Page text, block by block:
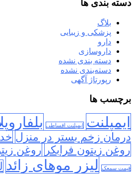
دسته بندی ها
بلاگ
پزشکی و زیبایی
دارو
داروسازی
دسته بندی نشده
دسته‌بندی نشده
رپورتاژ آگهی
برچسب ها
ایمپلنت ایمپلنت اقساطی
درمان زخم بستر در منزل
روغن زیتون فرابکر روغن
قیمت سمعک لیزر موهای زائد